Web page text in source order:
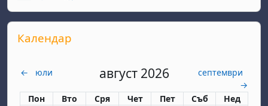
Прескочи Календар
Календар
← юли август 2026
септември
→
Понеделник
Пон вторник
Вто сряда
Сря четвъртък
Чет петък
Пет събота
Съб неделя
Нед